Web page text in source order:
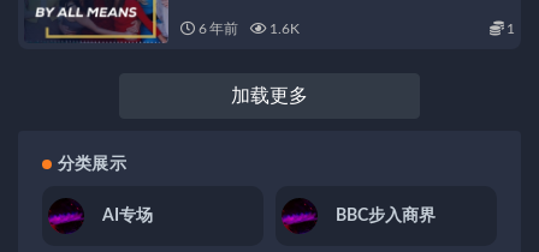
6 年前 1.6K 1
加载更多
分类展示
AI专场 BBC步入商界